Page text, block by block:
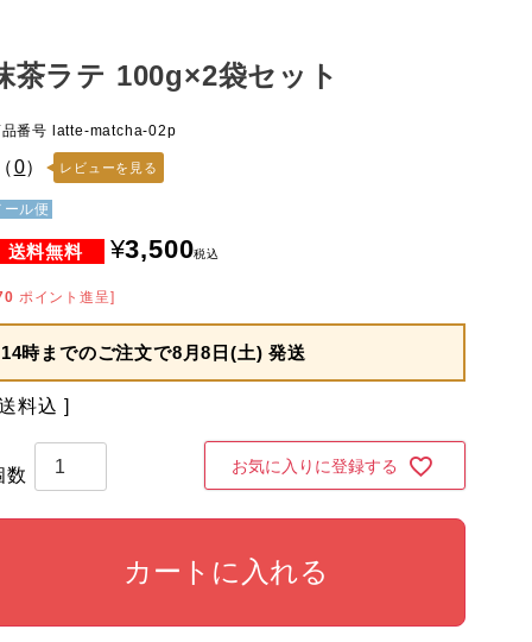
茶ラテ 100g×2袋セット
番号 latte-matcha-02p
0） レビューを見る
ール便
¥3,500税込
ポイント進呈]
14時までのご注文で8月8日(土) 発送
料込
お気に入りに登録する
カートに入れる